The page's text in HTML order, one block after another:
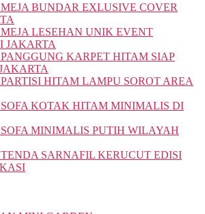
BUNDAR EXLUSIVE COVER
LESEHAN UNIK EVENT
JAKARTA
KARPET HITAM SIAP
HITAM LAMPU SOROT AREA
KOTAK HITAM MINIMALIS DI
MINIMALIS PUTIH WILAYAH
SARNAFIL KERUCUT EDISI